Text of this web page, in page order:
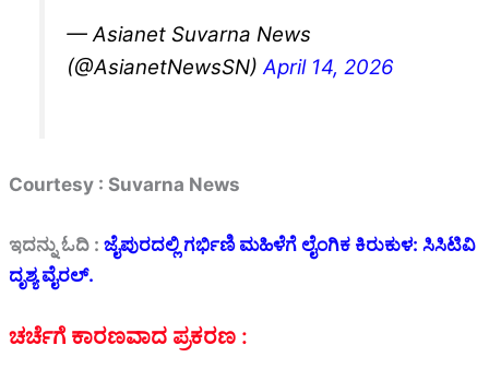
— Asianet Suvarna News
(@AsianetNewsSN)April 14, 2026
Courtesy : Suvarna News
ಇದನ್ನು ಓದಿ : ಜೈಪುರದಲ್ಲಿ ಗರ್ಭಿಣಿ ಮಹಿಳೆಗೆ ಲೈಂಗಿಕ ಕಿರುಕುಳ: ಸಿಸಿಟಿವಿ
ದೃಶ್ಯ ವೈರಲ್.
ಚರ್ಚೆಗೆ ಕಾರಣವಾದ ಪ್ರಕರಣ :